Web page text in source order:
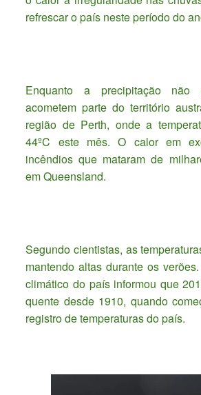
refrescar o país neste período do
Enquanto a precipitação não
acometem parte do território
região de Perth, onde a
44ºC este mês. O calor em
incêndios que mataram de
em Queensland.
Segundo cientistas, as
mantendo altas durante os
climático do país informou que
quente desde 1910, quando
registro de temperaturas do país.